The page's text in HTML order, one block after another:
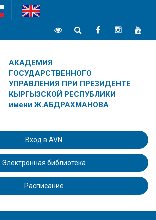
АКАДЕМИЯ
ГОСУДАРСТВЕННОГО
УПРАВЛЕНИЯ ПРИ ПРЕЗИДЕНТЕ
КЫРГЫЗСКОЙ РЕСПУБЛИКИ
имени Ж.АБДРАХМАНОВА
Вход в AVN
Электронная библиотека
Расписание